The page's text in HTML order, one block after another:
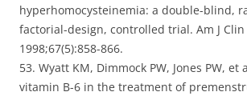
hyperhomocysteinemia: a double-blind,
factorial-design, controlled trial. Am J
1998;67(5):858-866.
53. Wyatt KM, Dimmock PW, Jones PW, et
vitamin B-6 in the treatment of